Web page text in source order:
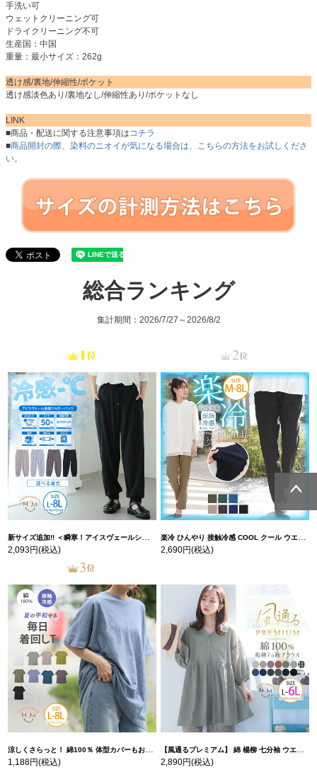
手洗い可
ウェットクリーニング可
ドライクリーニング不可
生産国：中国
重量：最小サイズ：262g
透け感/裏地/伸縮性/ポケット
透け感淡色あり/裏地なし/伸縮性あり/ポケットなし
LINK
■商品・配送に関する注意事項はコチラ
■商品開封の際、染料のニオイが気になる場合は、こちらの方法をお試しくださ
い。
総合ランキング
集計期間：2026/7/27～2026/8/2
新サイズ追加!! ＜瞬寒！アイスヴェールシリーズ＞ 美脚 ジョガーパンツ 【ウェストゴム】 【ストレッチ】 | 大きいサイズの通販ならハッピーマリリン
2,093円(税込)
楽冷 ひんやり 接触冷感 COOL クール ウエストゴム 楽ちん ストレッチ 美脚 レギパン 【ストレッチ】 | 大きいサイズの通販ならハッピーマリリン
2,690円(税込)
涼しくさらっと！ 綿100％ 体型カバーもお洒落も叶える 風合いコットン ゆるシルエット ドルマン | 大きいサイズの通販ならハッピーマリリン
1,188円(税込)
【風通るプレミアム】 綿 楊柳 七分袖 ウエストギャザー ブラウス | 大きいサイズの通販ならハッピーマリリン
2,890円(税込)
ページトッ
ページトッ